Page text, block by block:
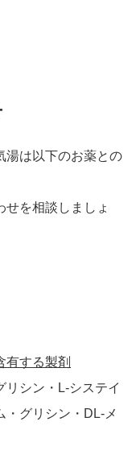
湯は以下のお薬との
せを相談しましょ
有する製剤
リシン・L-システイ
・グリシン・DL-メ